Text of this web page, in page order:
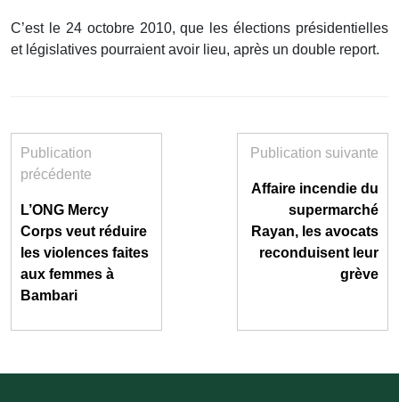
C’est le 24 octobre 2010, que les élections présidentielles
et législatives pourraient avoir lieu, après un double report.
Publication
précédente
L’ONG Mercy
Corps veut réduire
les violences faites
aux femmes à
Bambari
Publication suivante
Affaire incendie du
supermarché
Rayan, les avocats
reconduisent leur
grève